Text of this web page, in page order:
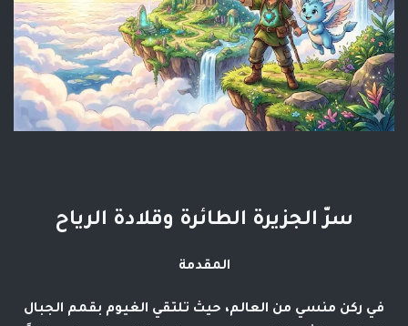
سرّ الجزيرة الطائرة وقلادة الرياح
المقدمة
في ركن منسي من العالم، حيث تلتقي الغيوم بقمم الجبال